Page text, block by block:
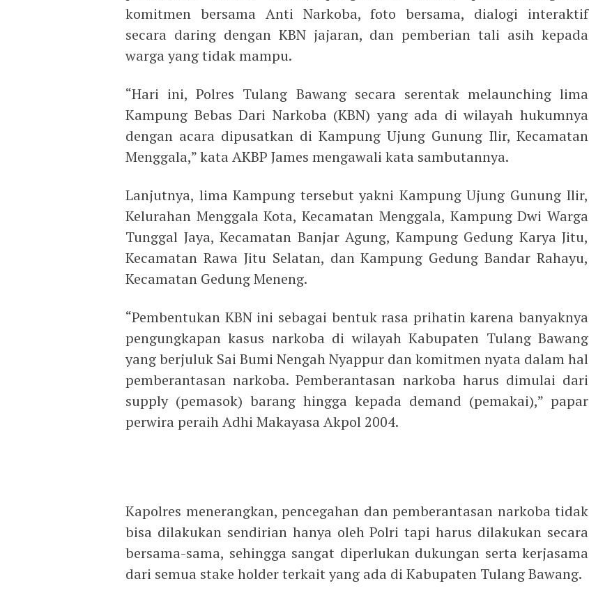
komitmen bersama Anti Narkoba, foto bersama, dialogi interaktif
secara daring dengan KBN jajaran, dan pemberian tali asih kepada
warga yang tidak mampu.
“Hari ini, Polres Tulang Bawang secara serentak melaunching lima
Kampung Bebas Dari Narkoba (KBN) yang ada di wilayah hukumnya
dengan acara dipusatkan di Kampung Ujung Gunung Ilir, Kecamatan
Menggala,” kata AKBP James mengawali kata sambutannya.
Lanjutnya, lima Kampung tersebut yakni Kampung Ujung Gunung Ilir,
Kelurahan Menggala Kota, Kecamatan Menggala, Kampung Dwi Warga
Tunggal Jaya, Kecamatan Banjar Agung, Kampung Gedung Karya Jitu,
Kecamatan Rawa Jitu Selatan, dan Kampung Gedung Bandar Rahayu,
Kecamatan Gedung Meneng.
“Pembentukan KBN ini sebagai bentuk rasa prihatin karena banyaknya
pengungkapan kasus narkoba di wilayah Kabupaten Tulang Bawang
yang berjuluk Sai Bumi Nengah Nyappur dan komitmen nyata dalam hal
pemberantasan narkoba. Pemberantasan narkoba harus dimulai dari
supply (pemasok) barang hingga kepada demand (pemakai),” papar
perwira peraih Adhi Makayasa Akpol 2004.
Kapolres menerangkan, pencegahan dan pemberantasan narkoba tidak
bisa dilakukan sendirian hanya oleh Polri tapi harus dilakukan secara
bersama-sama, sehingga sangat diperlukan dukungan serta kerjasama
dari semua stake holder terkait yang ada di Kabupaten Tulang Bawang.